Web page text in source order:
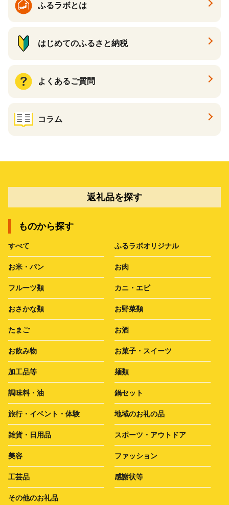
ふるラボとは
はじめてのふるさと納税
よくあるご質問
コラム
返礼品を探す
ものから探す
すべて ふるラボオリジナル
お米・パン お肉
フルーツ類 カニ・エビ
おさかな類 お野菜類
たまご お酒
お飲み物 お菓子・スイーツ
加工品等 麺類
調味料・油 鍋セット
旅行・イベント・体験 地域のお礼の品
雑貨・日用品 スポーツ・アウトドア
美容 ファッション
工芸品 感謝状等
その他のお礼品